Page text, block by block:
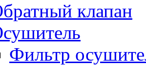
клапан
Фильтр